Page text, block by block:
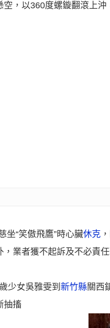
空，以360度螺鏇翻滾上
坐“笑傲飛鷹”時心臟休克
業者獲不起訴及不必責
少女吳雅雯到新竹縣關西
抽搐